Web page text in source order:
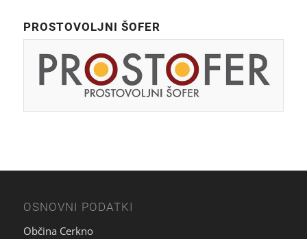
PROSTOVOLJNI ŠOFER
OSNOVNI PODATKI
Občina Cerkno